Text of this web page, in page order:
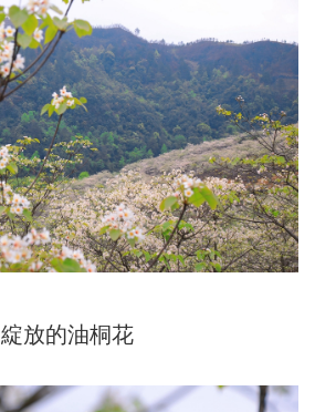
綻放的油桐花